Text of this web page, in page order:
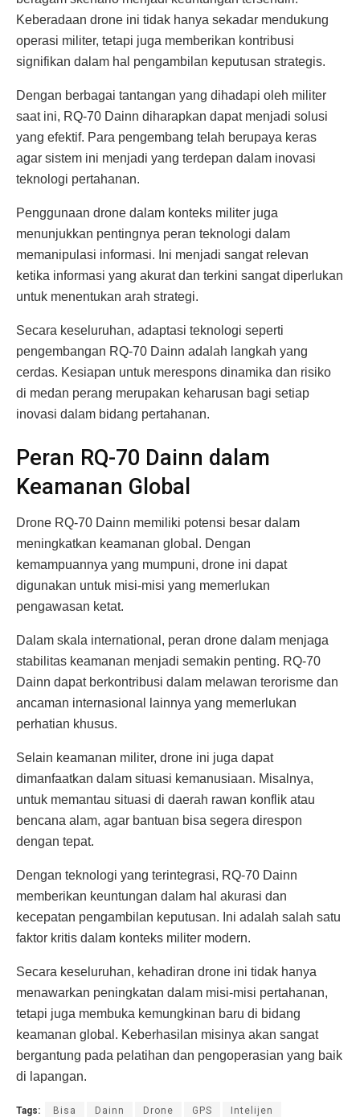
Keberadaan drone ini tidak hanya sekadar mendukung
operasi militer, tetapi juga memberikan kontribusi
signifikan dalam hal pengambilan keputusan strategis.
Dengan berbagai tantangan yang dihadapi oleh militer
saat ini, RQ-70 Dainn diharapkan dapat menjadi solusi
yang efektif. Para pengembang telah berupaya keras
agar sistem ini menjadi yang terdepan dalam inovasi
teknologi pertahanan.
Penggunaan drone dalam konteks militer juga
menunjukkan pentingnya peran teknologi dalam
memanipulasi informasi. Ini menjadi sangat relevan
ketika informasi yang akurat dan terkini sangat diperlukan
untuk menentukan arah strategi.
Secara keseluruhan, adaptasi teknologi seperti
pengembangan RQ-70 Dainn adalah langkah yang
cerdas. Kesiapan untuk merespons dinamika dan risiko
di medan perang merupakan keharusan bagi setiap
inovasi dalam bidang pertahanan.
Peran RQ-70 Dainn dalam
Keamanan Global
Drone RQ-70 Dainn memiliki potensi besar dalam
meningkatkan keamanan global. Dengan
kemampuannya yang mumpuni, drone ini dapat
digunakan untuk misi-misi yang memerlukan
pengawasan ketat.
Dalam skala international, peran drone dalam menjaga
stabilitas keamanan menjadi semakin penting. RQ-70
Dainn dapat berkontribusi dalam melawan terorisme dan
ancaman internasional lainnya yang memerlukan
perhatian khusus.
Selain keamanan militer, drone ini juga dapat
dimanfaatkan dalam situasi kemanusiaan. Misalnya,
untuk memantau situasi di daerah rawan konflik atau
bencana alam, agar bantuan bisa segera direspon
dengan tepat.
Dengan teknologi yang terintegrasi, RQ-70 Dainn
memberikan keuntungan dalam hal akurasi dan
kecepatan pengambilan keputusan. Ini adalah salah satu
faktor kritis dalam konteks militer modern.
Secara keseluruhan, kehadiran drone ini tidak hanya
menawarkan peningkatan dalam misi-misi pertahanan,
tetapi juga membuka kemungkinan baru di bidang
keamanan global. Keberhasilan misinya akan sangat
bergantung pada pelatihan dan pengoperasian yang baik
di lapangan.
Tags: Bisa Dainn Drone GPS Intelijen